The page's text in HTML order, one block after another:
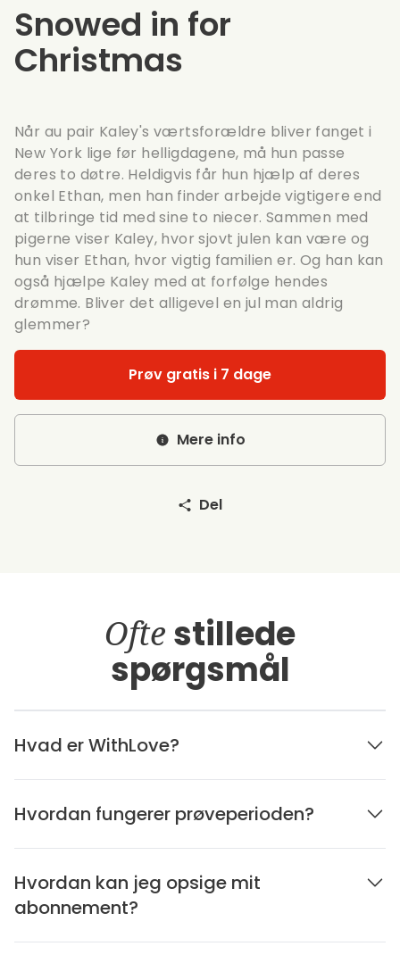
Snowed in for
Christmas
Når au pair Kaley's værtsforældre bliver fanget i
New York lige før helligdagene, må hun passe
deres to døtre. Heldigvis får hun hjælp af deres
onkel Ethan, men han finder arbejde vigtigere end
at tilbringe tid med sine to niecer. Sammen med
pigerne viser Kaley, hvor sjovt julen kan være og
hun viser Ethan, hvor vigtig familien er. Og han kan
også hjælpe Kaley med at forfølge hendes
drømme. Bliver det alligevel en jul man aldrig
glemmer?
Prøv gratis i 7 dage
Mere info
Del
Ofte stillede
spørgsmål
Hvad er WithLove?
Hvordan fungerer prøveperioden?
Hvordan kan jeg opsige mit
abonnement?